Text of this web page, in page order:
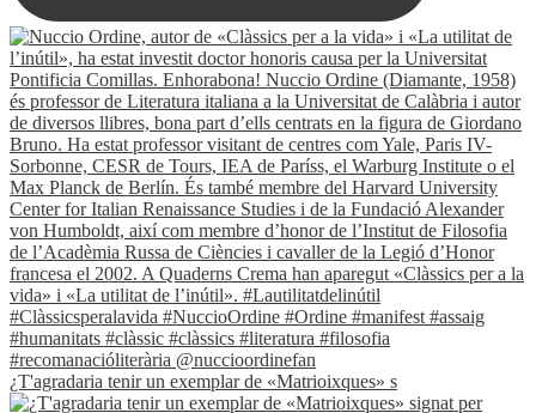
¿T'agradaria tenir un exemplar de «Matrioixques» s